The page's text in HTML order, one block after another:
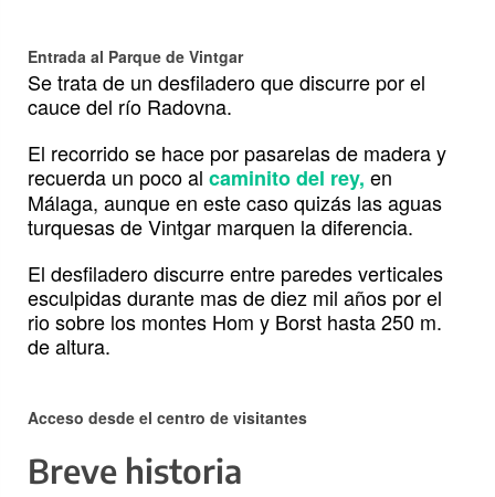
Entrada al Parque de Vintgar
Se trata de un desfiladero que discurre por el
cauce del río Radovna.
El recorrido se hace por pasarelas de madera y
recuerda un poco al caminito del rey, en
Málaga, aunque en este caso quizás las aguas
turquesas de Vintgar marquen la diferencia.
El desfiladero discurre entre paredes verticales
esculpidas durante mas de diez mil años por el
rio sobre los montes Hom y Borst hasta 250 m.
de altura.
Acceso desde el centro de visitantes
Breve historia